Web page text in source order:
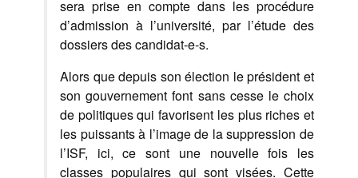
sera prise en compte dans les procédure
d’admission à l’université, par l’étude des
dossiers des candidat-e-s.
Alors que depuis son élection le président et
son gouvernement font sans cesse le choix
de politiques qui favorisent les plus riches et
les puissants à l’image de la suppression de
l’ISF, ici, ce sont une nouvelle fois les
classes populaires qui sont visées. Cette